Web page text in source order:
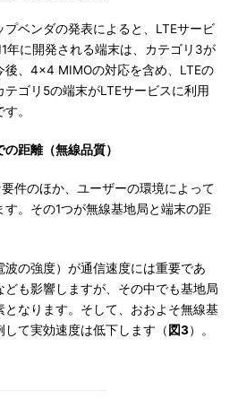
ベンダの発表によると、LTEサービ
年に開発される端末は、カテゴリ3が
後、4×4 MIMOの対応を含め、LTEの
ゴリ5の端末がLTEサービスに利用
。
距離（無線品質）
件のほか、ユーザーの環境によって
す。その1つが無線基地局と端末の距
の強度）が通信速度には重要であ
ども影響しますが、その中でも基地局
となります。そして、おおよそ無線基
て実効速度は低下します（ 図3）。